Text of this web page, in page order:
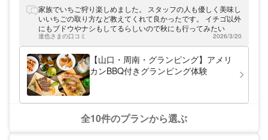
フィールド体験も開催中。アーチェリーで
は、農園に設置された12か所の的を巡るの
で、散策も楽しめます。アメリカンスタイル
のBBQ付きプランも好評です。ぜひご家族
やグループでお越しください。
家族でいちご狩り楽しめました。 スタッフの人も優しく美味し
いいちごの取り方など教えてくれて良かったです。 イチゴ以外
にもブドウやナシもしてるらしいので秋にも行ってみたい
達也さまの口コミ 2026/3/20
【山口・周南・グランピング】アメリ
カンBBQ付きグランピング体験
全10件のプランから選ぶ